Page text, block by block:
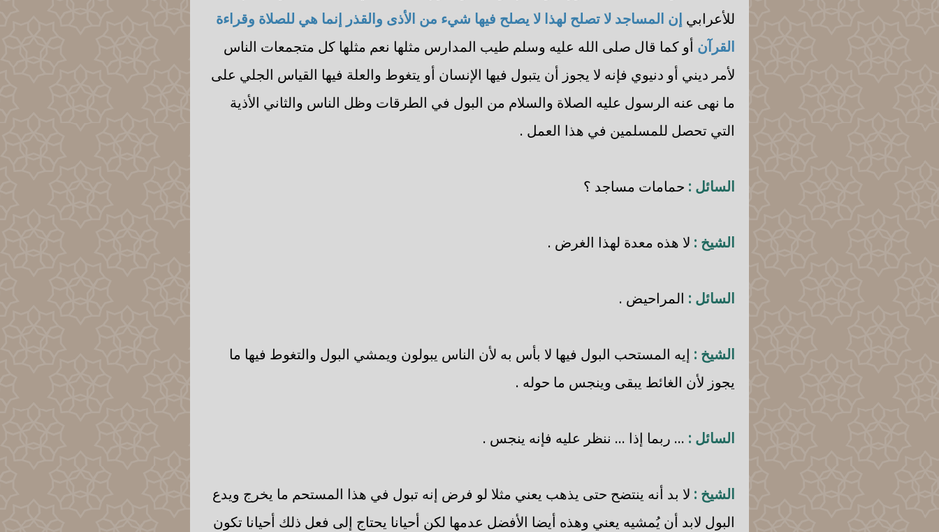
للأعرابي إن المساجد لا تصلح لهذا لا يصلح فيها شيء من الأذى والقذر إنما هي للصلاة وقراءة
القرآن أو كما قال صلى الله عليه وسلم طيب المدارس مثلها نعم مثلها كل متجمعات الناس
لأمر ديني أو دنيوي فإنه لا يجوز أن يتبول فيها الإنسان أو يتغوط والعلة فيها القياس الجلي على
ما نهى عنه الرسول عليه الصلاة والسلام من البول في الطرقات وظل الناس والثاني الأذية
التي تحصل للمسلمين في هذا العمل .
السائل : حمامات مساجد ؟
الشيخ : لا هذه معدة لهذا الغرض .
السائل : المراحيض .
الشيخ : إيه المستحب البول فيها لا بأس به لأن الناس يبولون ويمشي البول والتغوط فيها ما
يجوز لأن الغائط يبقى وينجس ما حوله .
السائل : ... ربما إذا ... ننظر عليه فإنه ينجس .
الشيخ : لا بد أنه ينتضح حتى يذهب يعني مثلا لو فرض إنه تبول في هذا المستحم ما يخرج ويدع
البول لابد أن يُمشيه يعني وهذه أيضا الأفضل عدمها لكن أحيانا يحتاج إلى فعل ذلك أحيانا تكون